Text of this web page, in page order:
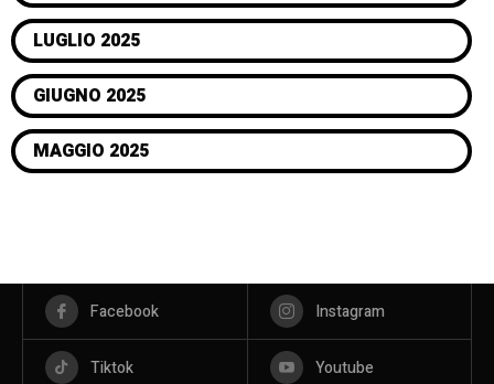
LUGLIO 2025
GIUGNO 2025
MAGGIO 2025
Facebook Instagram
Tiktok Youtube